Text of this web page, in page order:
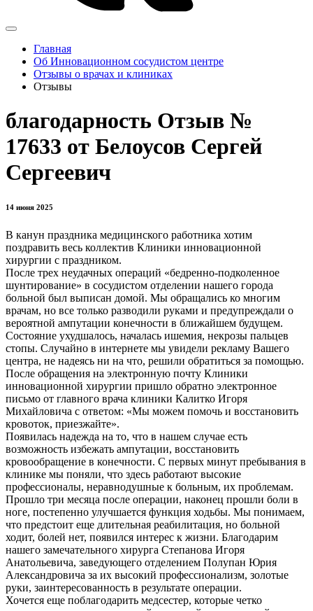
Главная
Об Инновационном сосудистом центре
Отзывы о врачах и клиниках
Отзывы
благодарность Отзыв №
17633 от Белоусов Сергей
Сергеевич
14 июня 2025
В канун праздника медицинского работника хотим
поздравить весь коллектив Клиники инновационной
хирургии с праздником.
После трех неудачных операций «бедренно-подколенное
шунтирование» в сосудистом отделении нашего города
больной был выписан домой. Мы обращались ко многим
врачам, но все только разводили руками и предупреждали о
вероятной ампутации конечности в ближайшем будущем.
Состояние ухудшалось, началась ишемия, некрозы пальцев
стопы. Случайно в интернете мы увидели рекламу Вашего
центра, не надеясь ни на что, решили обратиться за помощью.
После обращения на электронную почту Клиники
инновационной хирургии пришло обратно электронное
письмо от главного врача клиники Калитко Игоря
Михайловича с ответом: «Мы можем помочь и восстановить
кровоток, приезжайте».
Появилась надежда на то, что в нашем случае есть
возможность избежать ампутации, восстановить
кровообращение в конечности. С первых минут пребывания в
клинике мы поняли, что здесь работают высокие
профессионалы, неравнодушные к больным, их проблемам.
Прошло три месяца после операции, наконец прошли боли в
ноге, постепенно улучшается функция ходьбы. Мы понимаем,
что предстоит еще длительная реабилитация, но больной
ходит, болей нет, появился интерес к жизни. Благодарим
нашего замечательного хирурга Степанова Игоря
Анатольевича, заведующего отделением Полупан Юрия
Александровича за их высокий профессионализм, золотые
руки, заинтересованность в результате операции.
Хочется еще поблагодарить медсестер, которые четко